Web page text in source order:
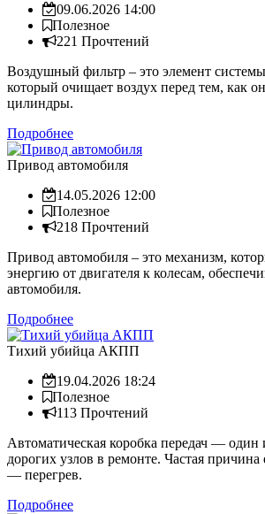
09.06.2026 14:00
Полезное
221 Прочтений
Воздушный фильтр – это элемент системы
который очищает воздух перед тем, как
цилиндры.
Подробнее
Привод автомобиля
14.05.2026 12:00
Полезное
218 Прочтений
Привод автомобиля – это механизм,
энергию от двигателя к колесам,
автомобиля.
Подробнее
Тихий убийца АКПП
19.04.2026 18:24
Полезное
113 Прочтений
Автоматическая коробка передач —
дорогих узлов в ремонте. Частая причина
— перегрев.
Подробнее